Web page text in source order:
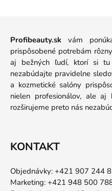
Profibeauty.sk vám
prispôsobené potrebám
aj bežných ľudí, ktorí si tu
nezabúdajte pravidelne
a kozmetické salóny
nielen profesionálov, ale
rozširujeme preto nás
KONTAKT
Objednávky: +421 907 244
Marketing: +421 948 500